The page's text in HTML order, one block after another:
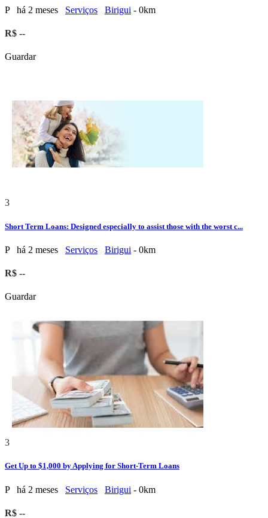
P há 2 meses Serviços Birigui - 0km
R$ --
Guardar
3
Short Term Loans: Designed especially to assist those with the worst c...
P há 2 meses Serviços Birigui - 0km
R$ --
Guardar
3
Get Up to $1,000 by Applying for Short-Term Loans
P há 2 meses Serviços Birigui - 0km
R$ --